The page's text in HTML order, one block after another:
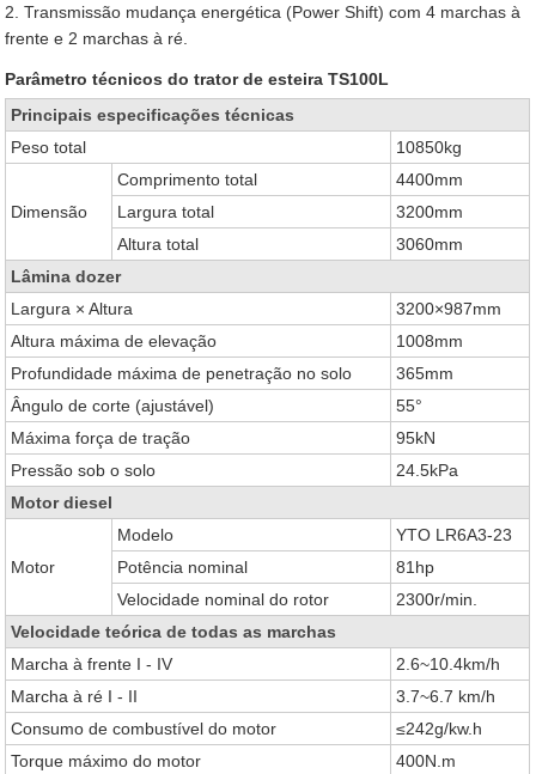
2. Transmissão mudança energética (Power Shift) com 4 marchas à
frente e 2 marchas à ré.
Parâmetro técnicos do trator de esteira TS100L
Principais especificações técnicas
Peso total
10850kg
Dimensão
Comprimento total
4400mm
Largura total
3200mm
Altura total
3060mm
Lâmina dozer
Largura × Altura
3200×987mm
Altura máxima de elevação
1008mm
Profundidade máxima de penetração no solo
365mm
Ângulo de corte (ajustável)
55°
Máxima força de tração
95kN
Pressão sob o solo
24.5kPa
Motor diesel
Motor
Modelo
YTO LR6A3-23
Potência nominal
81hp
Velocidade nominal do rotor
2300r/min.
Velocidade teórica de todas as marchas
Marcha à frente I - IV
2.6~10.4km/h
Marcha à ré I - II
3.7~6.7 km/h
Consumo de combustível do motor
≤242g/kw.h
Torque máximo do motor
400N.m